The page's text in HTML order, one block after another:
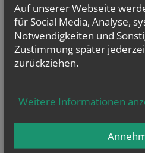
Auf unserer Webseite
für Social Media, Analyse,
Notwendigkeiten und
Zustimmung später
zurückziehen.
Weitere Informationen